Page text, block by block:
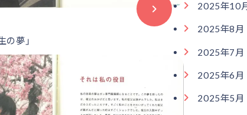
の夢」
2025年10
2025年8月
2025年7月
2025年6月
2025年5月